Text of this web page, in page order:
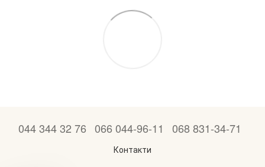
044 344 32 76 066 044-96-11 068 831-34-71
Контакти